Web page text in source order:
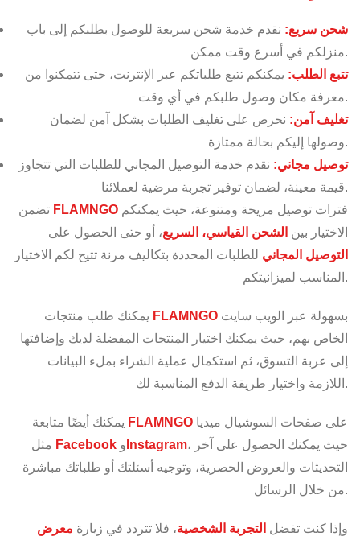
شحن سريع: نقدم خدمة شحن سريعة للوصول بطلبكم إلى باب
منزلكم في أسرع وقت ممكن.
تتبع الطلب: يمكنكم تتبع طلباتكم عبر الإنترنت، حتى تتمكنوا من
معرفة مكان وصول طلبكم في أي وقت.
تغليف آمن: نحرص على تغليف الطلبات بشكل آمن لضمان
وصولها إليكم بحالة ممتازة.
توصيل مجاني: نقدم خدمة التوصيل المجاني للطلبات التي تتجاوز
قيمة معينة، لضمان توفير تجربة مرضية لعملائنا.
تضمن FLAMNGOفترات توصيل مريحة ومتنوعة، حيث يمكنكم
الاختيار بين الشحن القياسي، السريع، أو حتى الحصول على
التوصيل المجاني للطلبات المحددة بتكاليف مرنة تتيح لكم الاختيار
المناسب لميزانيتكم.
FLAMNGOبسهولة عبر الويب سايت
الخاص بهم، حيث يمكنك اختيار المنتجات المفضلة لديك وإضافتها
إلى عربة التسوق، ثم استكمال عملية الشراء بملء البيانات
اللازمة واختيار طريقة الدفع المناسبة لك.
FLAMNGOعلى صفحات السوشيال ميديا
Facebook و Instagram، حيث يمكنك الحصول على آخر
التحديثات والعروض الحصرية، وتوجيه أسئلتك أو طلباتك مباشرة
من خلال الرسائل.
وإذا كنت تفضل التجربة الشخصية، فلا تتردد في زيارة معرض